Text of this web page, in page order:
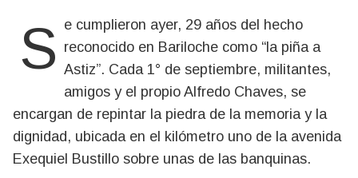
Se cumplieron ayer, 29 años del hecho reconocido en Bariloche como “la piña a
Astiz”. Cada 1° de septiembre, militantes,
amigos y el propio Alfredo Chaves, se
encargan de repintar la piedra de la memoria y la
dignidad, ubicada en el kilómetro uno de la avenida
Exequiel Bustillo sobre unas de las banquinas.